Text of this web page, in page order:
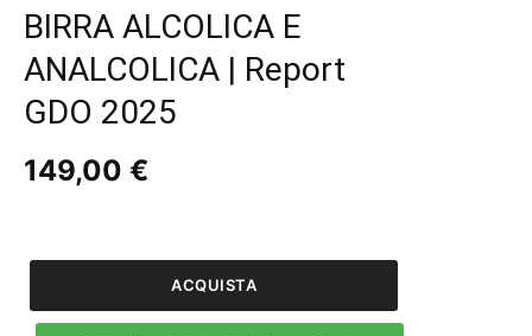
BIRRA ALCOLICA E
ANALCOLICA | Report
GDO 2025
149,00 €
ANALCOLICA
ACQUISTA